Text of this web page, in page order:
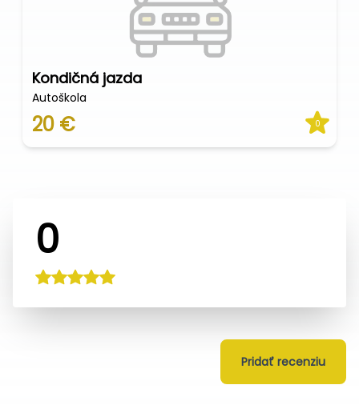
Kondičná jazda
Autoškola
20 € 0
0
Pridať recenziu